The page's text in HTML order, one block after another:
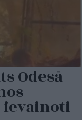
Odesā
ievainoti